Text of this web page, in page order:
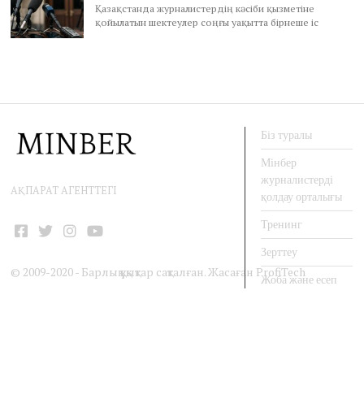
Қазақстанда журналистердің кәсіби қызметіне
қойылатын шектеулер соңғы уақытта бірнеше іс
АҚПАРАТ АГЕНТТЕГІ
© 2009-2020 - Барлық құқықтар сақталған. Жасаған ProfiTech
Біз туралы
Мінбер
журналистерді
қолдау орталығы
Тренинг
Зерттеу
Жоба және есеп